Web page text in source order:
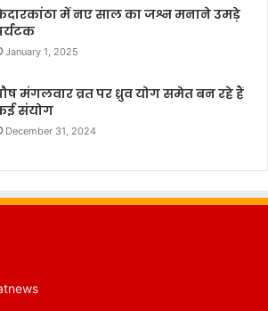
में नए साल का जश्न मनाने उमड़े
January 1, 2025
मंगलवार व्रत पर ध्रुव योग समेत बन रहे हैं
संयोग
December 31, 2024